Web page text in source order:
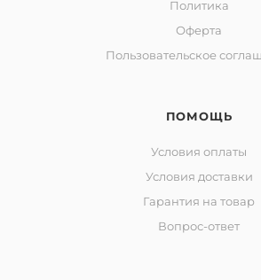
Политика
Оферта
Пользовательское
ПОМОЩЬ
Условия оплаты
Условия доставки
Гарантия на товар
Вопрос-ответ